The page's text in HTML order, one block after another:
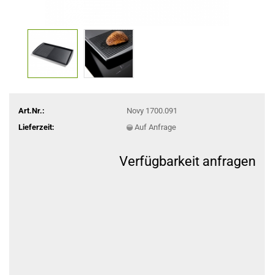
Art.Nr.:
Novy 1700.091
Lieferzeit:
Auf Anfrage
Verfügbarkeit anfragen